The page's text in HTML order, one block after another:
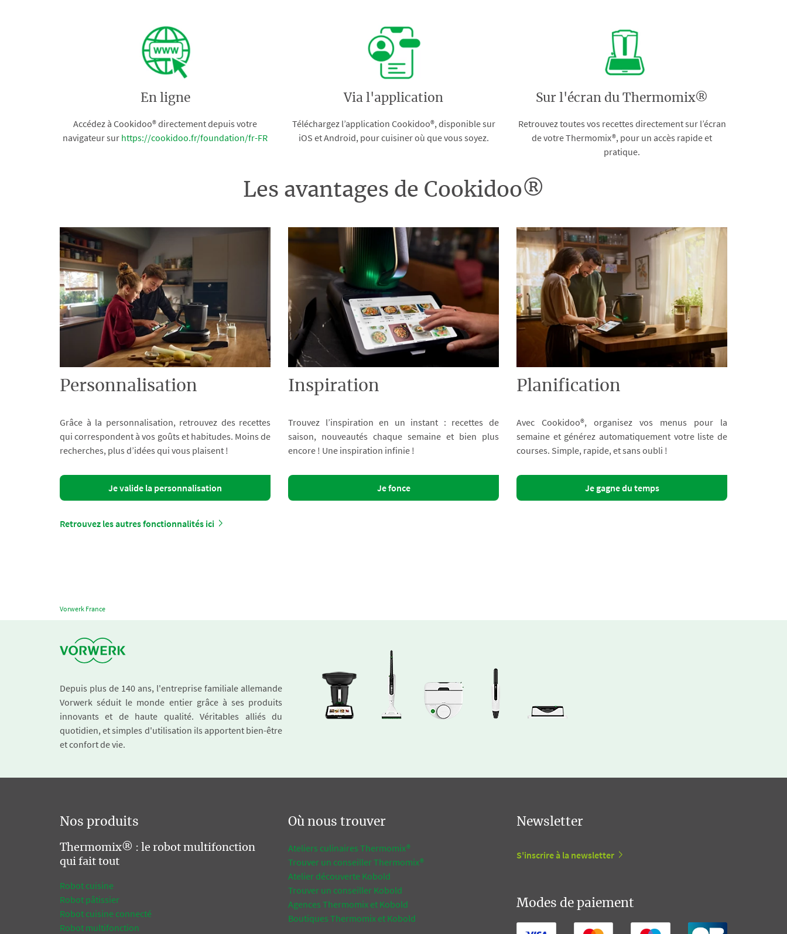
En ligne
Accédez à Cookidoo® directement depuis votre
navigateur sur https://cookidoo.fr/foundation/fr-FR
Via l'application
Téléchargez l’application Cookidoo®, disponible sur
iOS et Android, pour cuisiner où que vous soyez.
Sur l'écran du Thermomix®
Retrouvez toutes vos recettes directement sur l’écran
de votre Thermomix®, pour un accès rapide et
pratique.
Les avantages de Cookidoo®
Personnalisation
Grâce à la personnalisation, retrouvez des recettes
qui correspondent à vos goûts et habitudes. Moins de
recherches, plus d’idées qui vous plaisent !
Je valide la personnalisation
Inspiration
Trouvez l’inspiration en un instant : recettes de
saison, nouveautés chaque semaine et bien plus
encore ! Une inspiration infinie !
Je fonce
Planification
Avec Cookidoo®, organisez vos menus pour la
semaine et générez automatiquement votre liste de
courses. Simple, rapide, et sans oubli !
Je gagne du temps
Retrouvez les autres fonctionnalités ici
Vorwerk France
Depuis plus de 140 ans, l'entreprise familiale allemande
Vorwerk séduit le monde entier grâce à ses produits
innovants et de haute qualité. Véritables alliés du
quotidien, et simples d'utilisation ils apportent bien-être
et confort de vie.
Nos produits
Thermomix® : le robot multifonction
qui fait tout
Robot cuisine
Robot pâtissier
Robot cuisine connecté
Robot multifonction
Où nous trouver
Ateliers culinaires Thermomix®
Trouver un conseiller Thermomix®
Atelier découverte Kobold
Trouver un conseiller Kobold
Agences Thermomix et Kobold
Boutiques Thermomix et Kobold
Newsletter
S'inscrire à la newsletter
Modes de paiement